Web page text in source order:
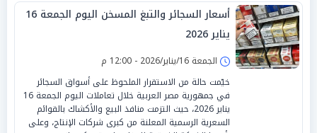
أسعار السجائر والتبغ المسخن اليوم الجمعة 16
يناير 2026
الجمعة 16/يناير/2026 - 12:00 م
خيّمت حالة من الاستقرار الملحوظ على أسواق السجائر
في جمهورية مصر العربية خلال تعاملات اليوم الجمعة 16
يناير 2026، حيث التزمت منافذ البيع والأكشاك بالقوائم
السعرية الرسمية المعلنة من كبرى شركات الإنتاج، وعلى